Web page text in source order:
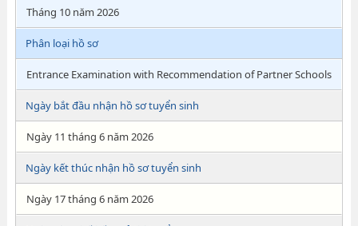
Tháng 10 năm 2026
Phân loại hồ sơ
Entrance Examination with Recommendation of Partner Schools
Ngày bắt đầu nhận hồ sơ tuyển sinh
Ngày 11 tháng 6 năm 2026
Ngày kết thúc nhận hồ sơ tuyển sinh
Ngày 17 tháng 6 năm 2026